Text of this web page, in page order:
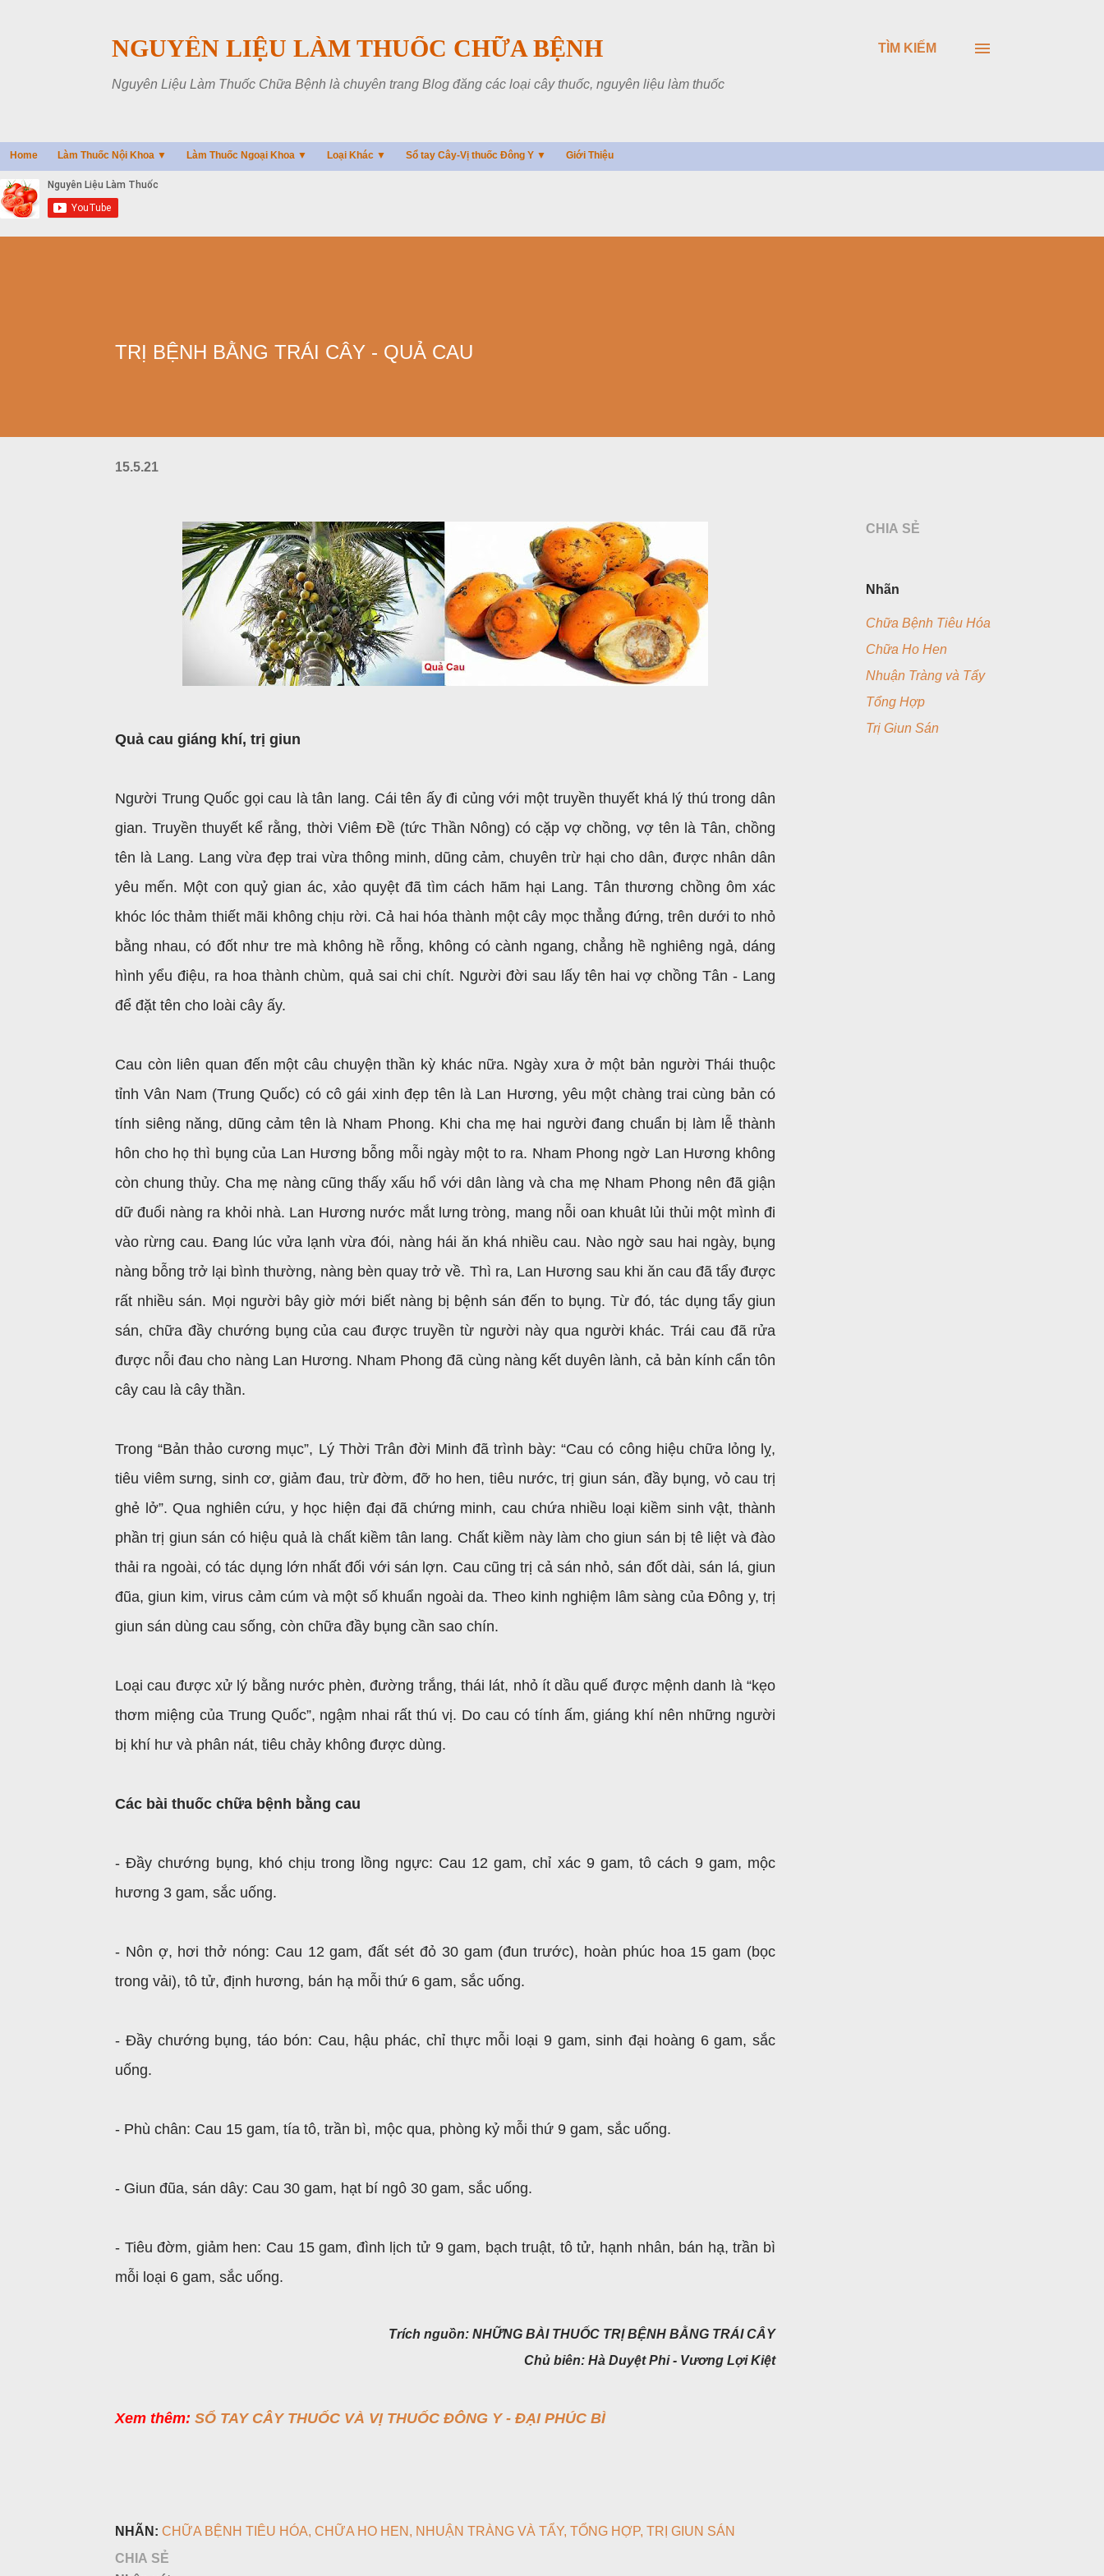
NGUYÊN LIỆU LÀM THUỐC CHỮA BỆNH
Nguyên Liệu Làm Thuốc Chữa Bệnh là chuyên trang Blog đăng các loại cây thuốc, nguyên liệu làm thuốc
TÌM KIẾM
Home Làm Thuốc Nội Khoa ▼ Làm Thuốc Ngoại Khoa ▼ Loại Khác ▼ Sổ tay Cây-Vị thuốc Đông Y ▼ Giới Thiệu
TRỊ BỆNH BẰNG TRÁI CÂY - QUẢ CAU
15.5.21
Quả cau giáng khí, trị giun
Người Trung Quốc gọi cau là tân lang. Cái tên ấy đi củng với một truyền thuyết khá lý thú trong dân
gian. Truyền thuyết kể rằng, thời Viêm Đề (tức Thần Nông) có cặp vợ chồng, vợ tên là Tân, chồng
tên là Lang. Lang vừa đẹp trai vừa thông minh, dũng cảm, chuyên trừ hại cho dân, được nhân dân
yêu mến. Một con quỷ gian ác, xảo quyệt đã tìm cách hãm hại Lang. Tân thương chồng ôm xác
khóc lóc thảm thiết mãi không chịu rời. Cả hai hóa thành một cây mọc thẳng đứng, trên dưới to nhỏ
bằng nhau, có đốt như tre mà không hề rỗng, không có cành ngang, chẳng hề nghiêng ngả, dáng
hình yểu điệu, ra hoa thành chùm, quả sai chi chít. Người đời sau lấy tên hai vợ chồng Tân - Lang
để đặt tên cho loài cây ấy.
Cau còn liên quan đến một câu chuyện thần kỳ khác nữa. Ngày xưa ở một bản người Thái thuộc
tỉnh Vân Nam (Trung Quốc) có cô gái xinh đẹp tên là Lan Hương, yêu một chàng trai cùng bản có
tính siêng năng, dũng cảm tên là Nham Phong. Khi cha mẹ hai người đang chuẩn bị làm lễ thành
hôn cho họ thì bụng của Lan Hương bỗng mỗi ngày một to ra. Nham Phong ngờ Lan Hương không
còn chung thủy. Cha mẹ nàng cũng thấy xấu hổ với dân làng và cha mẹ Nham Phong nên đã giận
dữ đuổi nàng ra khỏi nhà. Lan Hương nước mắt lưng tròng, mang nỗi oan khuât lủi thủi một mình đi
vào rừng cau. Đang lúc vửa lạnh vừa đói, nàng hái ăn khá nhiều cau. Nào ngờ sau hai ngày, bụng
nàng bỗng trở lại bình thường, nàng bèn quay trở về. Thì ra, Lan Hương sau khi ăn cau đã tẩy được
rất nhiều sán. Mọi người bây giờ mới biết nàng bị bệnh sán đến to bụng. Từ đó, tác dụng tẩy giun
sán, chữa đầy chướng bụng của cau được truyền từ người này qua người khác. Trái cau đã rửa
được nỗi đau cho nàng Lan Hương. Nham Phong đã cùng nàng kết duyên lành, cả bản kính cẩn tôn
cây cau là cây thần.
Trong “Bản thảo cương mục”, Lý Thời Trân đời Minh đã trình bày: “Cau có công hiệu chữa lỏng lỵ,
tiêu viêm sưng, sinh cơ, giảm đau, trừ đờm, đỡ ho hen, tiêu nước, trị giun sán, đầy bụng, vỏ cau trị
ghẻ lở”. Qua nghiên cứu, y học hiện đại đã chứng minh, cau chứa nhiều loại kiềm sinh vật, thành
phần trị giun sán có hiệu quả là chất kiềm tân lang. Chất kiềm này làm cho giun sán bị tê liệt và đào
thải ra ngoài, có tác dụng lớn nhất đối với sán lợn. Cau cũng trị cả sán nhỏ, sán đốt dài, sán lá, giun
đũa, giun kim, virus cảm cúm và một số khuẩn ngoài da. Theo kinh nghiệm lâm sàng của Đông y, trị
giun sán dùng cau sống, còn chữa đầy bụng cần sao chín.
Loại cau được xử lý bằng nước phèn, đường trắng, thái lát, nhỏ ít dầu quế được mệnh danh là “kẹo
thơm miệng của Trung Quốc”, ngậm nhai rất thú vị. Do cau có tính ấm, giáng khí nên những người
bị khí hư và phân nát, tiêu chảy không được dùng.
Các bài thuốc chữa bệnh bằng cau
- Đầy chướng bụng, khó chịu trong lồng ngực: Cau 12 gam, chỉ xác 9 gam, tô cách 9 gam, mộc
hương 3 gam, sắc uống.
- Nôn ợ, hơi thở nóng: Cau 12 gam, đất sét đỏ 30 gam (đun trước), hoàn phúc hoa 15 gam (bọc
trong vải), tô tử, định hương, bán hạ mỗi thứ 6 gam, sắc uống.
- Đầy chướng bụng, táo bón: Cau, hậu phác, chỉ thực mỗi loại 9 gam, sinh đại hoàng 6 gam, sắc
uống.
- Phù chân: Cau 15 gam, tía tô, trần bì, mộc qua, phòng kỷ mỗi thứ 9 gam, sắc uống.
- Giun đũa, sán dây: Cau 30 gam, hạt bí ngô 30 gam, sắc uống.
- Tiêu đờm, giảm hen: Cau 15 gam, đình lịch tử 9 gam, bạch truật, tô tử, hạnh nhân, bán hạ, trần bì
mỗi loại 6 gam, sắc uống.
Trích nguồn: NHỮNG BÀI THUỐC TRỊ BỆNH BẰNG TRÁI CÂY
Chủ biên: Hà Duyệt Phi - Vương Lợi Kiệt
Xem thêm: SỔ TAY CÂY THUỐC VÀ VỊ THUỐC ĐÔNG Y - ĐẠI PHÚC BÌ
CHIA SẺ
Nhãn
Chữa Bệnh Tiêu Hóa
Chữa Ho Hen
Nhuận Tràng và Tẩy
Tổng Hợp
Trị Giun Sán
NHÃN: CHỮA BỆNH TIÊU HÓA CHỮA HO HEN NHUẬN TRÀNG VÀ TẨY TỔNG HỢP TRỊ GIUN SÁN
CHIA SẺ